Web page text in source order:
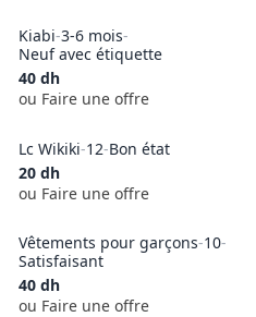
Kiabi-3-6 mois-
Neuf avec étiquette
40 dh
ou Faire une offre
Lc Wikiki-12-Bon état
20 dh
ou Faire une offre
Vêtements pour garçons-10-
Satisfaisant
40 dh
ou Faire une offre